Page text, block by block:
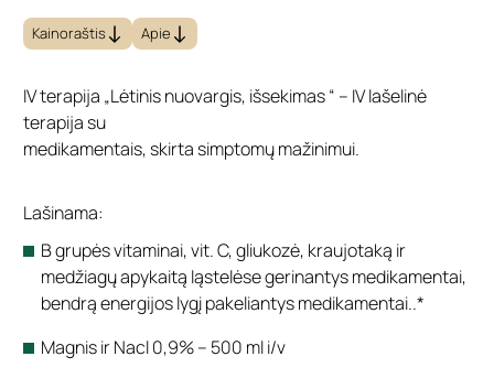
Kainoraštis Apie
IV terapija „Lėtinis nuovargis, išsekimas “ – IV lašelinė
terapija su
medikamentais, skirta simptomų mažinimui.
Lašinama:
B grupės vitaminai, vit. C, gliukozė, kraujotaką ir
medžiagų apykaitą ląstelėse gerinantys medikamentai,
bendrą energijos lygį pakeliantys medikamentai..*
Magnis ir Nacl 0,9% – 500 ml i/v